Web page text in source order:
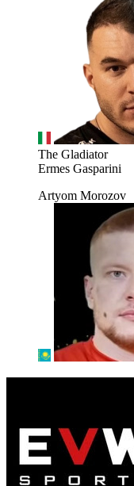
The Gladiator
Ermes Gasparini
Artyom Morozov